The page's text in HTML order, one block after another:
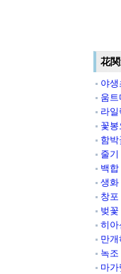
花
야생
움트
라일
꽃봉
함박
줄기
백합
생화
창포
벚꽃
히아
만개
녹조
마가